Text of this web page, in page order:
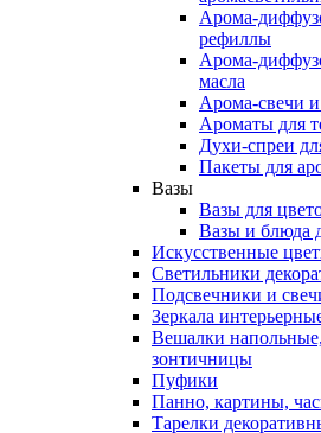
Арома-
рефиллы
Арома-
масла
Арома-свечи
Ароматы для
Духи-спреи
Пакеты для
Вазы
Вазы для
Вазы и блюда
Искусственные
Светильники
Подсвечники и
Зеркала
Вешалки
зонтичницы
Пуфики
Панно, картины,
Тарелки